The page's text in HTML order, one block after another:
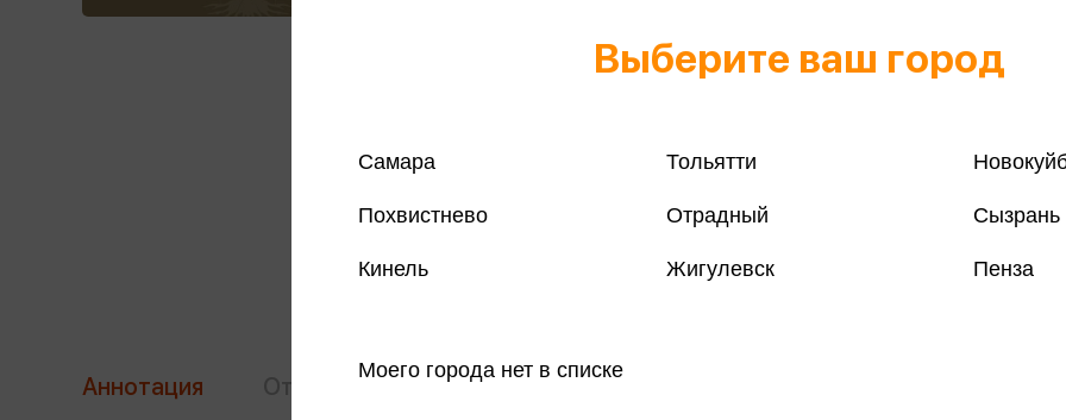
Все книги
Аннотация Наличие в магазинах
Выберите ваш город
Самара Тольятти
Похвистнево Отрадный Сызрань
Кинель Жигулевск Пенза
Моего города нет в списке